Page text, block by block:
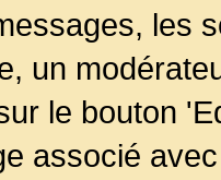
les
un
le bouton
associé